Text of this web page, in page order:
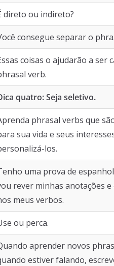
direto ou indireto?
consegue separar o
coisas o ajudarão a ser
verb.
quatro: Seja seletivo.
phrasal verbs que
sua vida e seus
los.
uma prova de
rever minhas anotações e
meus verbos.
ou perca.
aprender novos
estiver falando,